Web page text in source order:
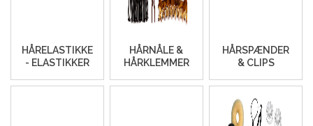
HÅRELASTIKKER
- ELASTIKKER
HÅRNÅLE &
HÅRKLEMMER
HÅRSPÆNDER
& CLIPS